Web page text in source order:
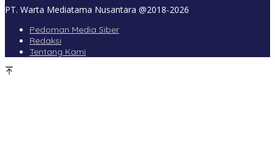
PT. Warta Mediatama Nusantara @2018-2026
Pedoman Media Siber
Redaksi
Tentang Kami